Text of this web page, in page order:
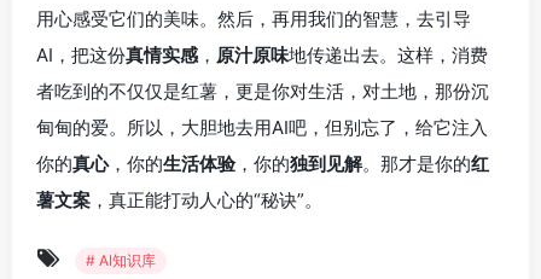
用心感受它们的美味。然后，再用我们的智慧，去引导
AI，把这份真情实感 ， 原汁原味地传递出去。这样，消费
者吃到的不仅仅是红薯，更是你对生活，对土地，那份沉
甸甸的爱。所以，大胆地去用AI吧，但别忘了，给它注入
你的真心，你的生活体验，你的独到见解。那才是你的红
薯文案 ，真正能打动人心的“秘诀”。
# AI知识库